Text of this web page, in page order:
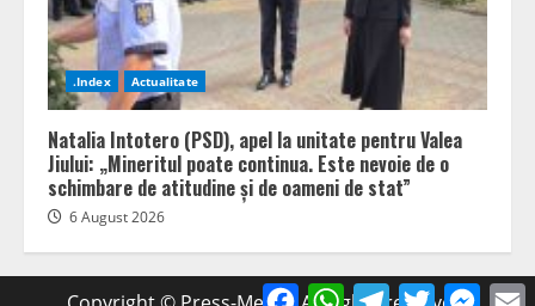
.Index Actualitate
Natalia Intotero (PSD), apel la unitate pentru Valea
Jiului: „Mineritul poate continua. Este nevoie de o
schimbare de atitudine și de oameni de stat”
6 August 2026
FacebookWhatsApp
Telegram
Twitter